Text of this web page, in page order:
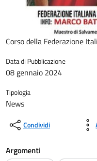
Corso della Federazione
Data di Pubblicazione
08 gennaio 2024
Tipologia
News
Condividi
Argomenti